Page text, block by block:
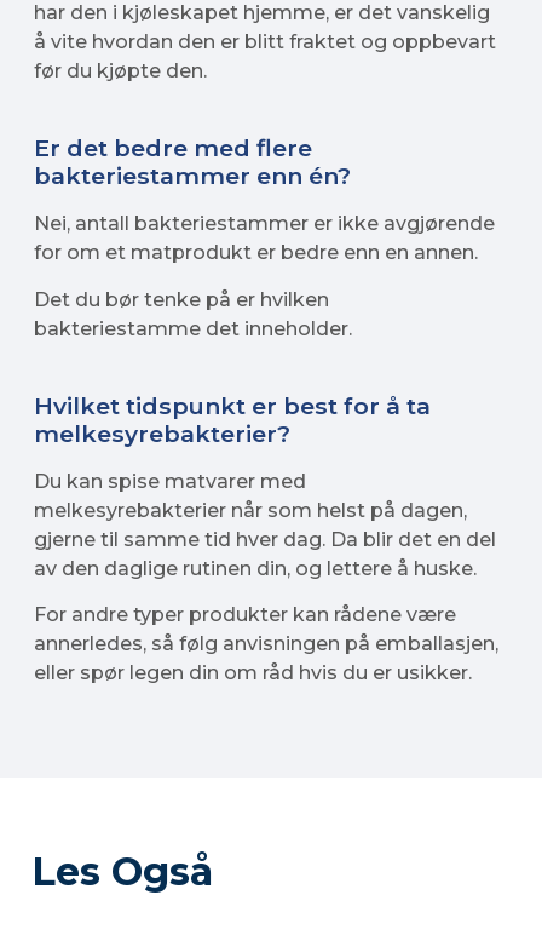
har den i kjøleskapet hjemme, er det vanskelig
å vite hvordan den er blitt fraktet og oppbevart
før du kjøpte den.
Er det bedre med flere
bakteriestammer enn én?
Nei, antall bakteriestammer er ikke avgjørende
for om et matprodukt er bedre enn en annen.
Det du bør tenke på er hvilken
bakteriestamme det inneholder.
Hvilket tidspunkt er best for å ta
melkesyrebakterier?
Du kan spise matvarer med
melkesyrebakterier når som helst på dagen,
gjerne til samme tid hver dag. Da blir det en del
av den daglige rutinen din, og lettere å huske.
For andre typer produkter kan rådene være
annerledes, så følg anvisningen på emballasjen,
eller spør legen din om råd hvis du er usikker.
Les Også​